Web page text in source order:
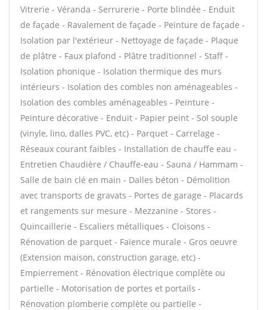
Vitrerie - Véranda - Serrurerie - Porte blindée - Enduit
de façade - Ravalement de façade - Peinture de façade -
Isolation par l'extérieur - Nettoyage de façade - Plaque
de plâtre - Faux plafond - Plâtre traditionnel - Staff -
Isolation phonique - Isolation thermique des murs
intérieurs - Isolation des combles non aménageables -
Isolation des combles aménageables - Peinture -
Peinture décorative - Enduit - Papier peint - Sol souple
(vinyle, lino, dalles PVC, etc) - Parquet - Carrelage -
Réseaux courant faibles - Installation de chauffe eau -
Entretien Chaudière / Chauffe-eau - Sauna / Hammam -
Salle de bain clé en main - Dalles béton - Démolition
avec transports de gravats - Portes de garage - Placards
et rangements sur mesure - Mezzanine - Stores -
Quincaillerie - Escaliers métalliques - Cloisons -
Rénovation de parquet - Faïence murale - Gros oeuvre
(Extension maison, construction garage, etc) -
Empierrement - Rénovation électrique complète ou
partielle - Motorisation de portes et portails -
Rénovation plomberie complète ou partielle -